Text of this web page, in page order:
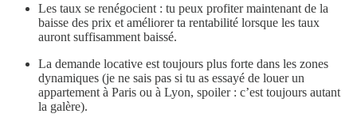
Les taux se renégocient : tu peux profiter maintenant de la
baisse des prix et améliorer ta rentabilité lorsque les taux
auront suffisamment baissé.
La demande locative est toujours plus forte dans les zones
dynamiques (je ne sais pas si tu as essayé de louer un
appartement à Paris ou à Lyon, spoiler : c’est toujours autant
la galère).